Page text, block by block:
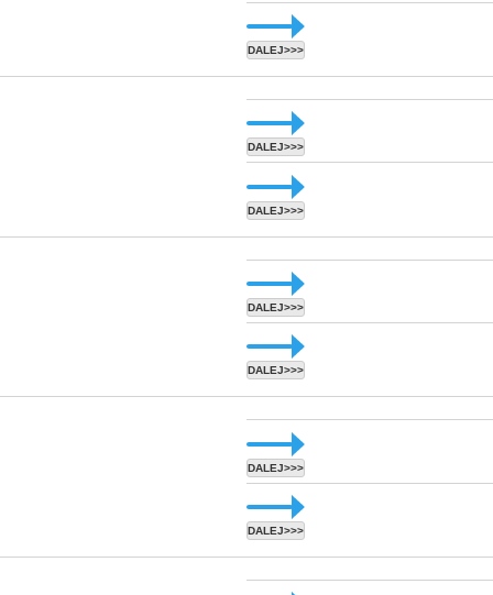
DALEJ>>>
DALEJ>>>
DALEJ>>>
DALEJ>>>
DALEJ>>>
DALEJ>>>
DALEJ>>>